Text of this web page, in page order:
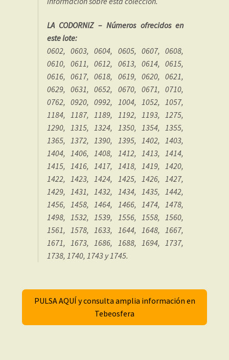
LA CODORNIZ – Números ofrecidos en
este lote:
0602, 0603, 0604, 0605, 0607, 0608,
0610, 0611, 0612, 0613, 0614, 0615,
0616, 0617, 0618, 0619, 0620, 0621,
0629, 0631, 0652, 0670, 0671, 0710,
0762, 0920, 0992, 1004, 1052, 1057,
1184, 1187, 1189, 1192, 1193, 1275,
1290, 1315, 1324, 1350, 1354, 1355,
1365, 1372, 1390, 1395, 1402, 1403,
1404, 1406, 1408, 1412, 1413, 1414,
1415, 1416, 1417, 1418, 1419, 1420,
1422, 1423, 1424, 1425, 1426, 1427,
1429, 1431, 1432, 1434, 1435, 1442,
1456, 1458, 1464, 1466, 1474, 1478,
1498, 1532, 1539, 1556, 1558, 1560,
1561, 1578, 1633, 1644, 1648, 1667,
1671, 1673, 1686, 1688, 1694, 1737,
1738, 1740, 1743 y 1745.
PULSA AQUÍ y consulta amplia información en
Tebeosfera